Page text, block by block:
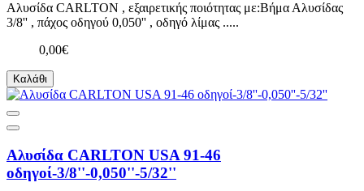
Αλυσίδα CARLTON , εξαιρετικής ποιότητας με:Βήμα Αλυσίδας
3/8'' , πάχος οδηγού 0,050'' , οδηγό λίμας .....
0,00€
Καλάθι
Αλυσίδα CARLTON USA 91-46
οδηγοί-3/8''-0,050''-5/32''